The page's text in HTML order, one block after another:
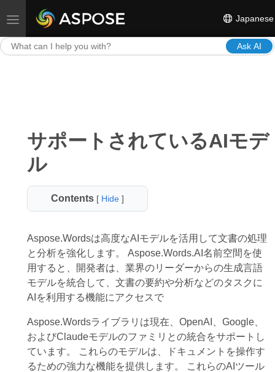
Toggle navigation Japanese
Ask AI
サポートされているAIモデ
ル
Contents [ Hide]
Aspose.Wordsは高度なAIモデルを活用して文書の処理
と分析を強化します。 Aspose.Words.AI名前空間を使
用すると、開発者は、業界のリーダーからの生成言語
モデルを統合して、文書の要約や分析などのタスクに
AIを利用する機能にアクセスで
Aspose.Wordsライブラリは現在、OpenAI、Google、
およびClaudeモデルのファミリとの統合をサポートし
ています。 これらのモデルは、ドキュメントを操作す
るための強力な機能を提供します。 これらのAIツール